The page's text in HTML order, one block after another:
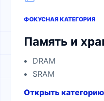
ФОКУСНАЯ КАТЕГОРИЯ
Память и
DRAM
SRAM
Открыть категорию